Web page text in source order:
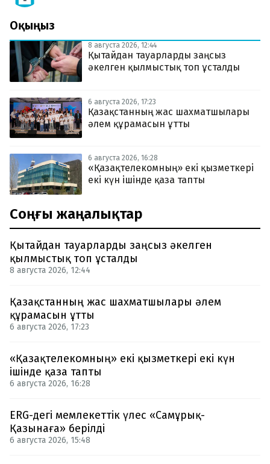
Оқыңыз
8 августа 2026, 12:44
Қытайдан тауарларды заңсыз
әкелген қылмыстық топ ұсталды
6 августа 2026, 17:23
Қазақстанның жас шахматшылары
әлем құрамасын ұтты
6 августа 2026, 16:28
«Қазақтелекомның» екі қызметкері
екі күн ішінде қаза тапты
Соңғы жаңалықтар
Қытайдан тауарларды заңсыз әкелген
қылмыстық топ ұсталды
8 августа 2026, 12:44
Қазақстанның жас шахматшылары әлем
құрамасын ұтты
6 августа 2026, 17:23
«Қазақтелекомның» екі қызметкері екі күн
ішінде қаза тапты
6 августа 2026, 16:28
ERG-дегі мемлекеттік үлес «Самұрық-
Қазынаға» берілді
6 августа 2026, 15:48